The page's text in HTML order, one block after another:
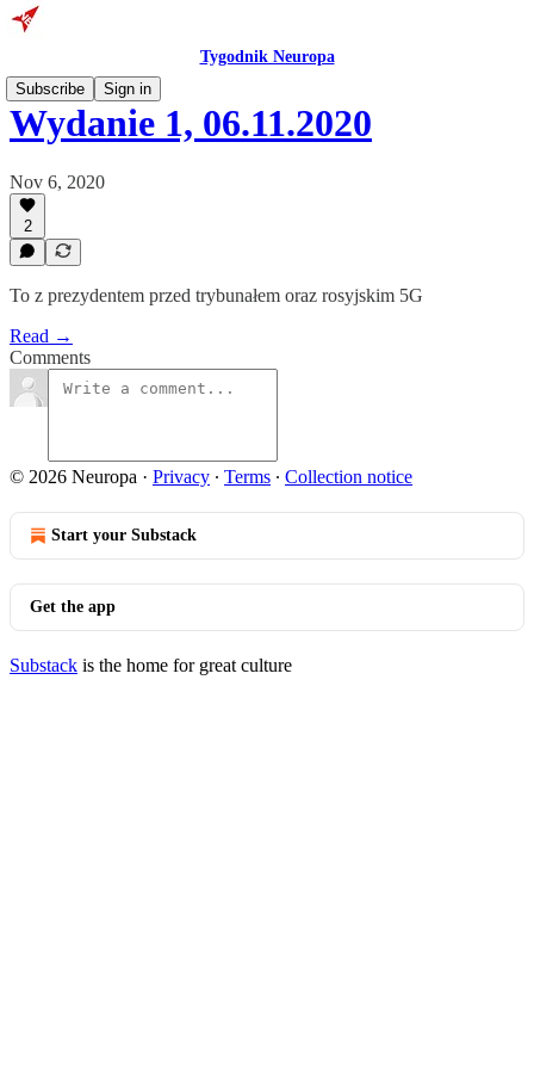
Tygodnik Neuropa
Subscribe
Sign in
Wydanie 1, 06.11.2020
Nov 6, 2020
2
To z prezydentem przed trybunałem oraz rosyjskim 5G
Read →
Comments
© 2026 Neuropa · Privacy ∙ Terms ∙ Collection notice
Start your Substack
Get the app
Substack is the home for great culture